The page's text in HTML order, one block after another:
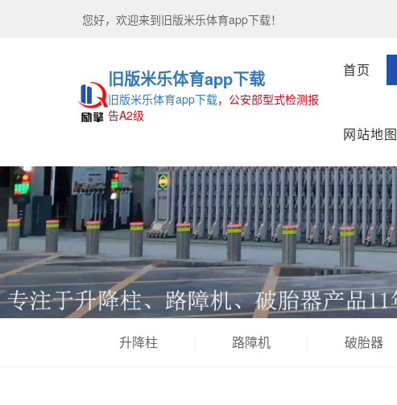
您好，欢迎来到旧版米乐体育app下载！
旧版米乐体育app下载
旧版米乐体育app下载，公安部型式检测报
告A2级
首页
网站地图
升降柱 路障机 破胎器